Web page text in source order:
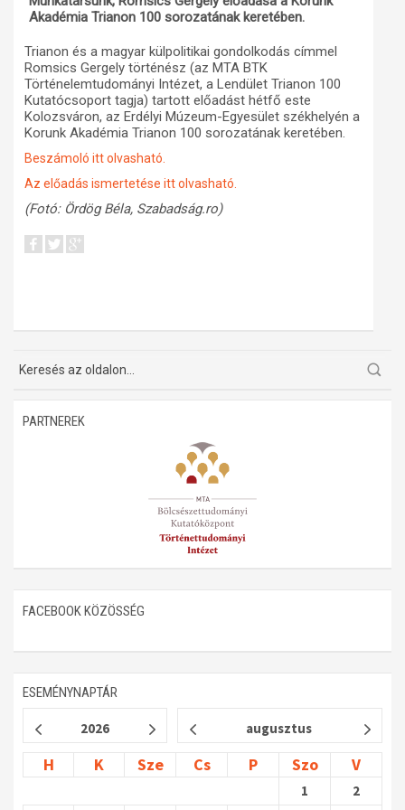
Műhelymunkák
Akadémia Trianon 100 sorozatának keretében.
Trianon és a magyar külpolitikai gondolkodás címmel
Romsics Gergely történész (az MTA BTK
Történelemtudományi Intézet, a Lendület Trianon 100
Kutatócsoport tagja) tartott előadást hétfő este
Kolozsváron, az Erdélyi Múzeum-Egyesület székhelyén a
Korunk Akadémia Trianon 100 sorozatának keretében.
Beszámoló itt olvasható.
Az előadás ismertetése itt olvasható.
(Fotó: Ördög Béla, Szabadság.ro)
PARTNEREK
FACEBOOK KÖZÖSSÉG
ESEMÉNYNAPTÁR
2026 augusztus
H K Sze Cs P Szo V
1 2